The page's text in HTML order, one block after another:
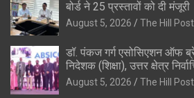
बोर्ड ने 25 प्रस्तावों को दी मंजूरी
August 5, 2026 The Hill Post
डॉ. पंकज गर्ग एसोसिएशन ऑफ
निदेशक (शिक्षा), उत्तर क्षेत्र
August 5, 2026 The Hill Post